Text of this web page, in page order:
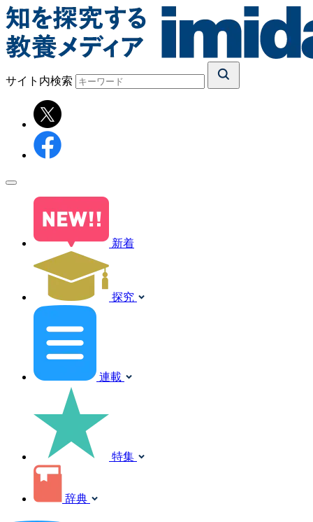
サイト内検索
新着
探究
連載
特集
辞典